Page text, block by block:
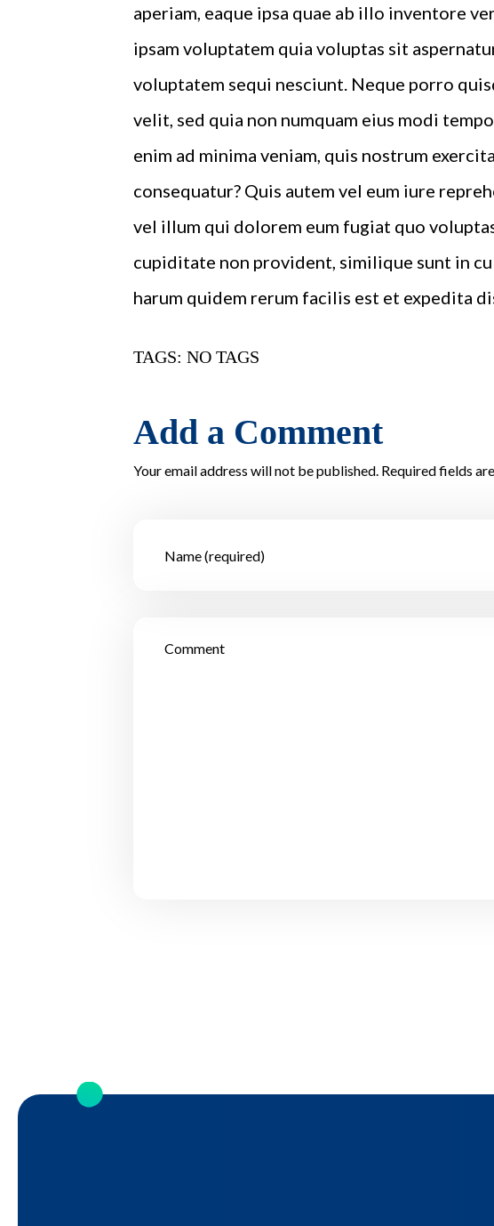
aperiam, eaque ipsa quae ab illo inventore
ipsam voluptatem quia voluptas sit
voluptatem sequi nesciunt. Neque porro
velit, sed quia non numquam eius modi
enim ad minima veniam, quis nostrum
consequatur? Quis autem vel eum iure
vel illum qui dolorem eum fugiat quo
cupiditate non provident, similique sunt in
harum quidem rerum facilis est et expedita
TAGS: NO TAGS
Add a Comment
Your email address will not be published. Required fields